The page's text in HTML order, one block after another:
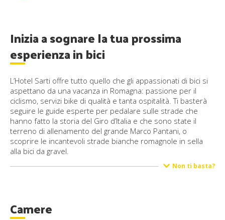
Inizia a sognare la tua prossima
esperienza in bici
L’Hotel Sarti offre tutto quello che gli appassionati di bici si
aspettano da una vacanza in Romagna: passione per il
ciclismo, servizi bike di qualità e tanta ospitalità. Ti basterà
seguire le guide esperte per pedalare sulle strade che
hanno fatto la storia del Giro d’Italia e che sono state il
terreno di allenamento del grande Marco Pantani, o
scoprire le incantevoli strade bianche romagnole in sella
alla bici da gravel.
Non ti basta?
Camere